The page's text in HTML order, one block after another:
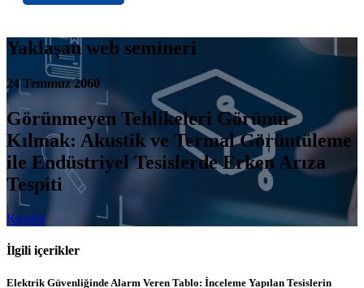
Yaklaşan web semineri
24 Temmuz 2060
Görünmeyen Tehlikeleri Görünür
Kılmak: Akustik ve Termal Görüntüleme
ile Endüstriyel Tesislerde Erken Arıza
Tespiti
Kaydol
İlgili içerikler
Elektrik Güvenliğinde Alarm Veren Tablo: İnceleme Yapılan Tesislerin